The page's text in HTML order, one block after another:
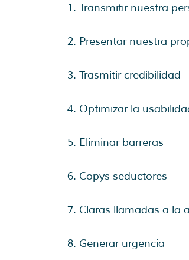
Transmitir nuestra
Presentar nuestra
Trasmitir credibilidad
Optimizar la
Eliminar barreras
Copys seductores
Claras llamadas a la
Generar urgencia